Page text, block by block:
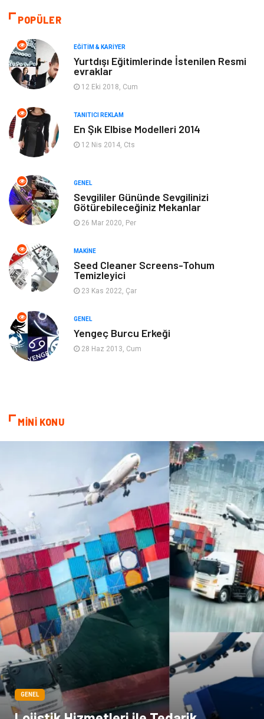
Moda
Makine
Elektronik
Giyim
Ev Dekorasyon Organizasyon
Anne & Çocuk Genel Kültür
Ev İşleri
Gençlik & Eğlence
Mobilya
Evlilik Rehberi
Astroloji Keyfinizi Kaçırmayın
Çadır
Yazı Tahtaları Pet Malzemeleri
POPÜLER
EĞITIM & KARIYER
Yurtdışı Eğitimlerinde İstenilen Resmi
evraklar
12 Eki 2018, Cum
TANITICI REKLAM
En Şık Elbise Modelleri 2014
12 Nis 2014, Cts
GENEL
Sevgililer Gününde Sevgilinizi
Götürebileceğiniz Mekanlar
26 Mar 2020, Per
MAKINE
Seed Cleaner Screens-Tohum
Temizleyici
23 Kas 2022, Çar
GENEL
Yengeç Burcu Erkeği
28 Haz 2013, Cum
MİNİ KONU
GENEL